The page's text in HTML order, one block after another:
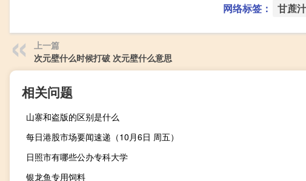
网络标签： 甘蔗汁
上一篇
次元壁什么时候打破 次元壁什么意思
相关问题
山寨和盗版的区别是什么
每日港股市场要闻速递（10月6日 周五）
日照市有哪些公办专科大学
银龙鱼专用饲料